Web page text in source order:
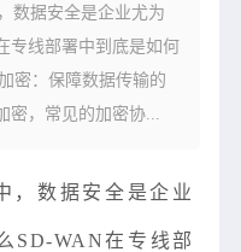
数据安全是企业尤为
专线部署中到底是如何
密：保障数据传输的
密，常见的加密协...
，数据安全是企业
SD-WAN在专线部